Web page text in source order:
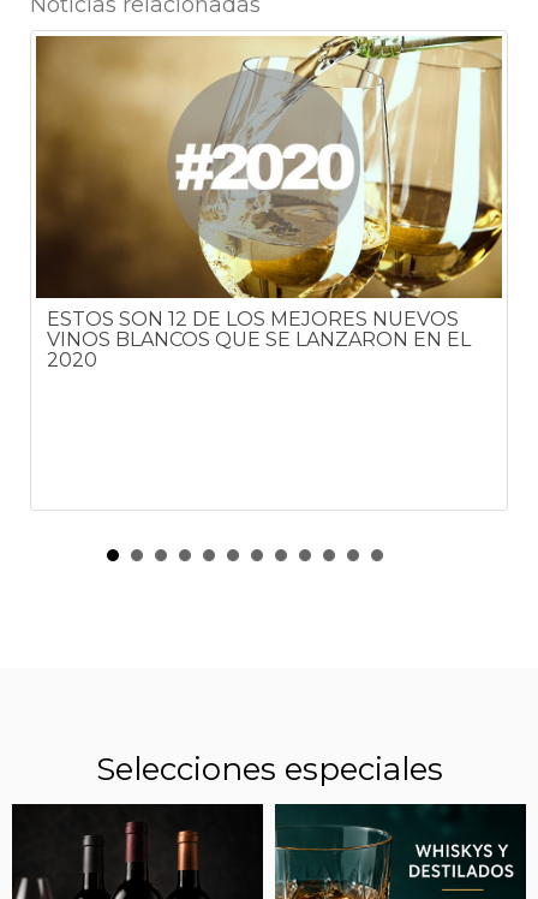
ESTOS SON 12 DE LOS MEJORES NUEVOS
VINOS BLANCOS QUE SE LANZARON EN EL
2020
VINOS RECOMENDADOS: CABERNET FRANC
RECIÉN LANZADOS QUE HAY QUE PROBAR
Selecciones especiales